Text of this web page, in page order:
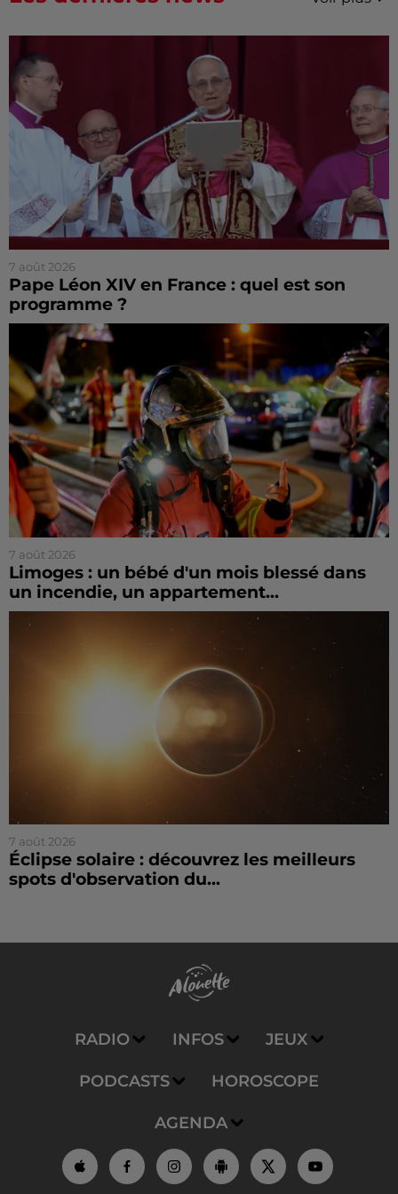
7 août 2026
Pape Léon XIV en France : quel est son
programme ?
7 août 2026
Limoges : un bébé d'un mois blessé dans
un incendie, un appartement...
7 août 2026
Éclipse solaire : découvrez les meilleurs
spots d'observation du...
RADIO INFOS JEUX
PODCASTS HOROSCOPE
AGENDA